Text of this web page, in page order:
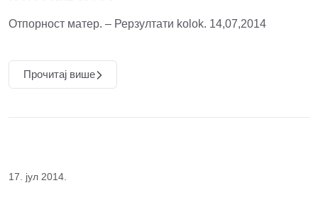
Oтпорност матер. – Рерзултати kolok. 14,07,2014
Прочитај више
17. јул 2014.